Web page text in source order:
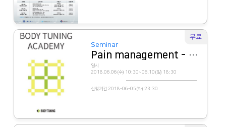
무료
Seminar
Pain management - 통증 케어 기법
일시
2018.06.06(수) 10:30~06.10(일) 18:30
신청기간 2018-06-05(화) 23:30